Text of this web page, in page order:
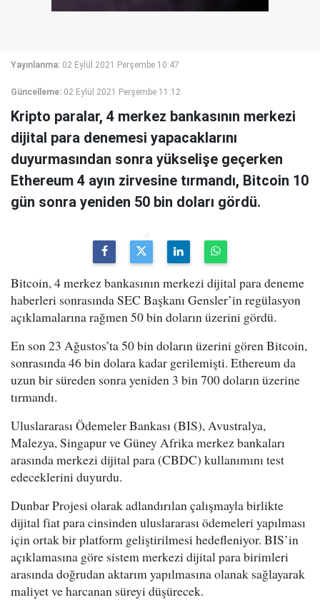
Yayınlanma: 02 Eylül 2021 Perşembe 10:47
Güncelleme: 02 Eylül 2021 Perşembe 11:12
Kripto paralar, 4 merkez bankasının merkezi
dijital para denemesi yapacaklarını
duyurmasından sonra yükselişe geçerken
Ethereum 4 ayın zirvesine tırmandı, Bitcoin 10
gün sonra yeniden 50 bin doları gördü.
Bitcoin, 4 merkez bankasının merkezi dijital para deneme
haberleri sonrasında SEC Başkanı Gensler’in regülasyon
açıklamalarına rağmen 50 bin doların üzerini gördü.
En son 23 Ağustos’ta 50 bin doların üzerini gören Bitcoin,
sonrasında 46 bin dolara kadar gerilemişti. Ethereum da
uzun bir süreden sonra yeniden 3 bin 700 doların üzerine
tırmandı.
Uluslararası Ödemeler Bankası (BIS), Avustralya,
Malezya, Singapur ve Güney Afrika merkez bankaları
arasında merkezi dijital para (CBDC) kullanımını test
edeceklerini duyurdu.
Dunbar Projesi olarak adlandırılan çalışmayla birlikte
dijital fiat para cinsinden uluslararası ödemeleri yapılması
için ortak bir platform geliştirilmesi hedefleniyor. BIS’in
açıklamasına göre sistem merkezi dijital para birimleri
arasında doğrudan aktarım yapılmasına olanak sağlayarak
maliyet ve harcanan süreyi düşürecek.